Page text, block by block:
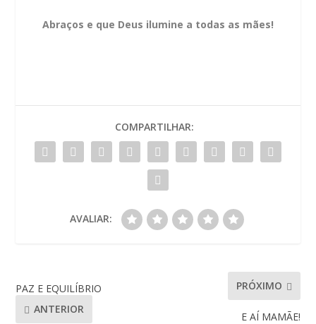
Abraços e que Deus ilumine a todas as mães!
COMPARTILHAR:
AVALIAR:
PAZ E EQUILÍBRIO
ANTERIOR
PRÓXIMO
E AÍ MAMÃE!